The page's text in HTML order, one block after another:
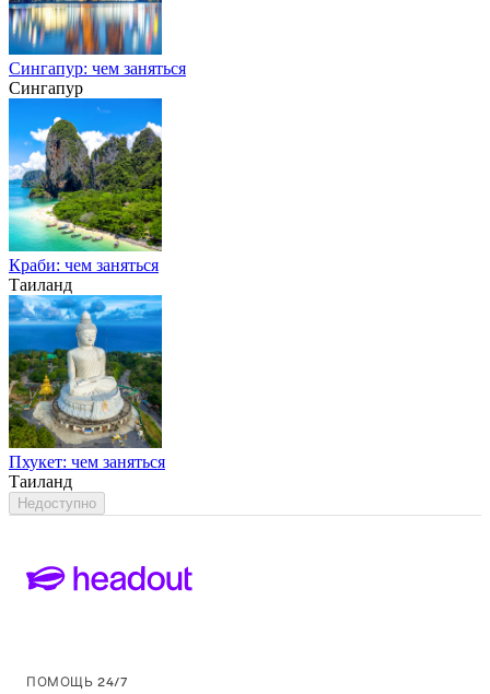
Сингапур: чем заняться
Сингапур
Краби: чем заняться
Таиланд
Пхукет: чем заняться
Таиланд
Недоступно
ПОМОЩЬ 24/7